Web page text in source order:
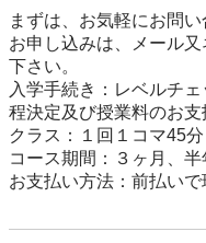
まずは、お気軽にお問い
お申し込みは、メール
下さい。
入学手続き：レベルチ
程決定及び授業料のお支
クラス：１回１コマ45分
コース期間：３ヶ月、半
お支払い方法：前払いで